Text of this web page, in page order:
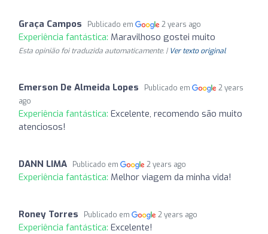
Graça Campos Publicado em 2 years ago
Experiência fantástica: Maravilhoso gostei muito
Esta opinião foi traduzida automaticamente. | Ver texto original
Emerson De Almeida Lopes Publicado em
2 years
ago
Experiência fantástica: Excelente, recomendo são muito
atenciosos!
DANN LIMA Publicado em 2 years ago
Experiência fantástica: Melhor viagem da minha vida!
Roney Torres Publicado em 2 years ago
Experiência fantástica: Excelente!